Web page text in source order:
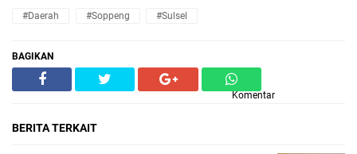
#Daerah #Soppeng #Sulsel
BAGIKAN
Komentar
BERITA TERKAIT